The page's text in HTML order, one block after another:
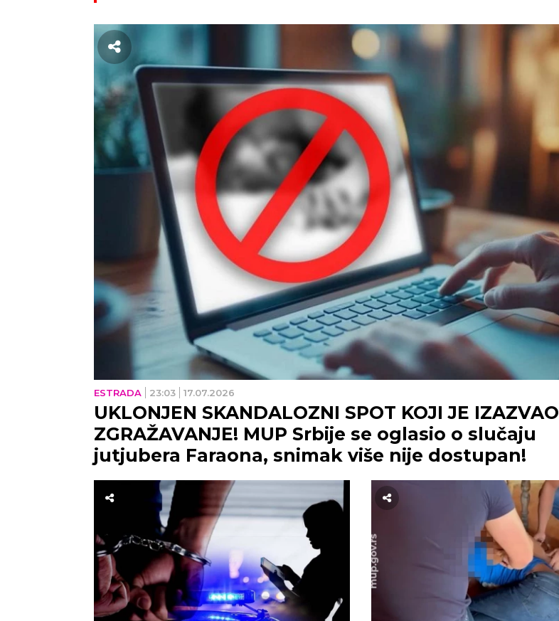
ESTRADA 23:03 17.07.2026
UKLONJEN SKANDALOZNI SPOT KOJI JE IZAZVAO
ZGRAŽAVANJE! MUP Srbije se oglasio o slučaju
jutjubera Faraona, snimak više nije dostupan!